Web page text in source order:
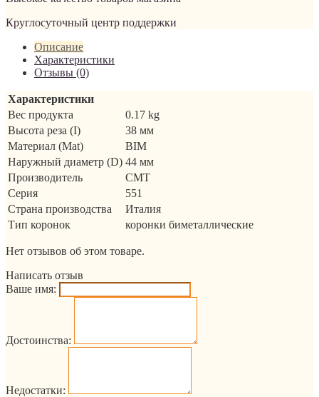
Круглосуточный центр поддержки
Описание
Характеристики
Отзывы (0)
Характеристики
Вес продукта
0.17 kg
Высота реза (I)
38 мм
Материал (Mat)
BIM
Наружный диаметр (D) 44 мм
Производитель
CMT
Серия
551
Страна производства
Италия
Тип коронок
коронки биметаллические
Нет отзывов об этом товаре.
Написать отзыв
Ваше имя:
Достоинства:
Недостатки: